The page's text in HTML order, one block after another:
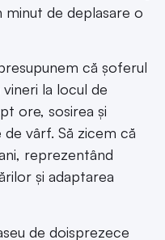
de deplasare o
că șoferul
la locul de
ore, sosirea și
vârf. Să zicem că
reprezentând
și adaptarea
de doisprezece